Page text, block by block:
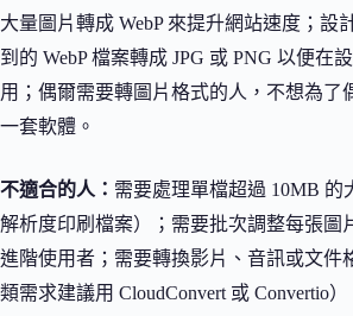
大量圖片轉成 WebP 來提升網站速度；設
到的 WebP 檔案轉成 JPG 或 PNG 以便在
用；偶爾需要轉圖片格式的人，不想為了
一套軟體。
不適合的人： 需要處理單檔超過 10MB 的
解析度印刷檔案）；需要批次調整每張圖
進階使用者；需要轉換影片、音訊或文件
類需求建議用 CloudConvert 或 Convertio）